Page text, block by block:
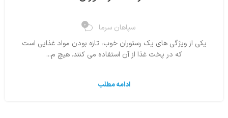
سپاهان سرما 0
یکی از ویژگی های یک رستوران خوب، تازه بودن مواد غذایی است
که در پخت غذا از آن استفاده می کنند. هیچ م...
ادامه مطلب